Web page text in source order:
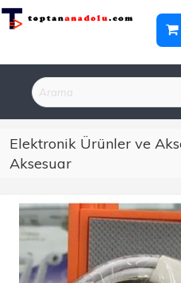
Elektronik Ürünler ve
Aksesuar